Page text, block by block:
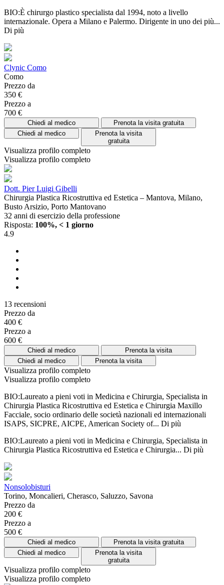
BIO:È chirurgo plastico specialista dal 1994, noto a livello
internazionale. Opera a Milano e Palermo. Dirigente in uno dei più...
Di più
Clynic Como
Como
Prezzo da
350 €
Prezzo a
700 €
Chiedi al medico
Prenota la visita gratuita
Chiedi al medico
Prenota la visita
gratuita
Visualizza profilo completo
Visualizza profilo completo
Dott. Pier Luigi Gibelli
Chirurgia Plastica Ricostruttiva ed Estetica – Mantova, Milano,
Busto Arsizio, Porto Mantovano
32 anni di esercizio della professione
Risposta: 100%, < 1 giorno
4.9
13 recensioni
Prezzo da
400 €
Prezzo a
600 €
Chiedi al medico
Prenota la visita
Chiedi al medico
Prenota la visita
Visualizza profilo completo
Visualizza profilo completo
BIO:Laureato a pieni voti in Medicina e Chirurgia, Specialista in
Chirurgia Plastica Ricostruttiva ed Estetica e Chirurgia Maxillo
Facciale, socio ordinario delle società nazionali ed internazionali
ISAPS, SICPRE, AICPE, American Society of... Di più
BIO:Laureato a pieni voti in Medicina e Chirurgia, Specialista in
Chirurgia Plastica Ricostruttiva ed Estetica e Chirurgia... Di più
Nonsolobisturi
Torino, Moncalieri, Cherasco, Saluzzo, Savona
Prezzo da
200 €
Prezzo a
500 €
Chiedi al medico
Prenota la visita gratuita
Chiedi al medico
Prenota la visita
gratuita
Visualizza profilo completo
Visualizza profilo completo